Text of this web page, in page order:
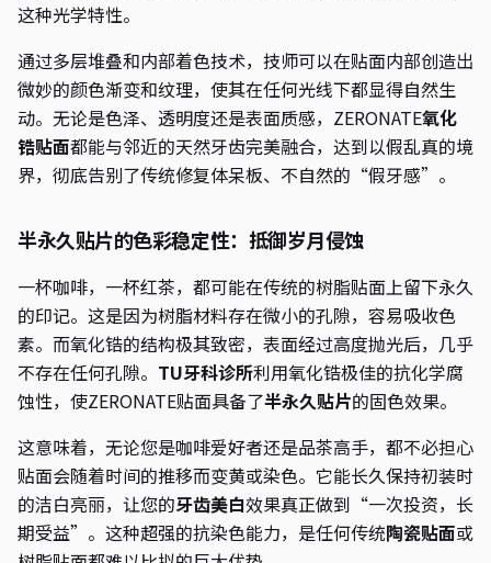
这种光学特性。
通过多层堆叠和内部着色技术，技师可以在贴面内部创造出
微妙的颜色渐变和纹理，使其在任何光线下都显得自然生
动。无论是色泽、透明度还是表面质感，ZERONATE氧化
锆贴面都能与邻近的天然牙齿完美融合，达到以假乱真的境
界，彻底告别了传统修复体呆板、不自然的“假牙感”。
半永久贴片的色彩稳定性：抵御岁月侵蚀
一杯咖啡，一杯红茶，都可能在传统的树脂贴面上留下永久
的印记。这是因为树脂材料存在微小的孔隙，容易吸收色
素。而氧化锆的结构极其致密，表面经过高度抛光后，几乎
不存在任何孔隙。 TU牙科诊所利用氧化锆极佳的抗化学腐
蚀性，使ZERONATE贴面具备了半永久贴片的固色效果。
这意味着，无论您是咖啡爱好者还是品茶高手，都不必担心
贴面会随着时间的推移而变黄或染色。它能长久保持初装时
的洁白亮丽，让您的牙齿美白效果真正做到“一次投资，长
期受益”。这种超强的抗染色能力，是任何传统陶瓷贴面或